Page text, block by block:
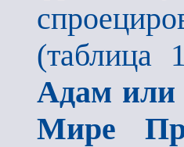
(таблица
Адам
Мире